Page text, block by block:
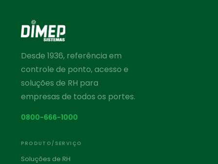
Desde 1936, referência em
controle de ponto, acesso e
soluções de RH para
empresas de todos os portes.
0800-666-1000
PRODUTO/SERVIÇO
Soluções de RH